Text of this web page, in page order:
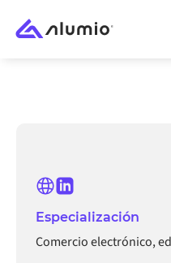
Especialización
Comercio electrónico,